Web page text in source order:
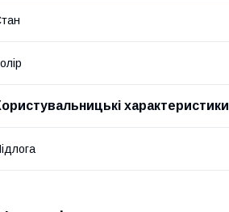
характеристики